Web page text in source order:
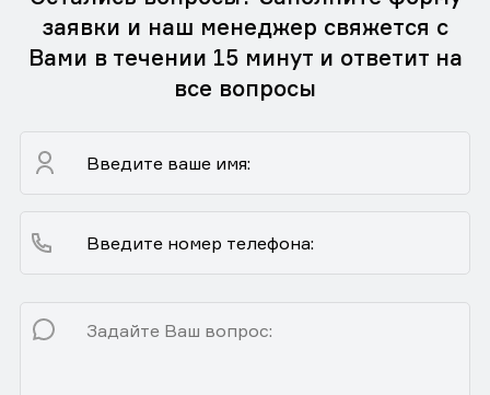
заявки и наш менеджер свяжется с
Вами в течении 15 минут и ответит на
все вопросы